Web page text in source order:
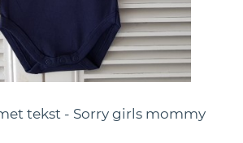
tekst - Sorry girls mommy